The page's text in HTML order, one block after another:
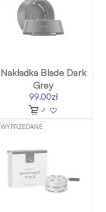
Nakładka Blade Dark
Grey
99.00zł
WYPRZEDANE